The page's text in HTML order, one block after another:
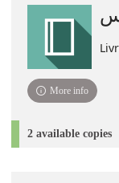
More info
2 available copies